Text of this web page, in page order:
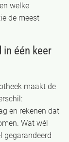
welke
de meest
in één keer
maakt de
en rekenen dat
Wat wél
gegarandeerd